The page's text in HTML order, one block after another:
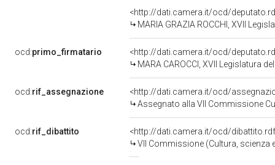
<http://dati.camera.it/ocd/
MARIA GRAZIA ROCCHI, XVII
ocd:primo_firmatario
<http://dati.camera.it/ocd/
MARA CAROCCI, XVII Legislatura
ocd:rif_assegnazione
<http://dati.camera.it/ocd/
Assegnato alla VII Commissione
ocd:rif_dibattito
<http://dati.camera.it/ocd/
VII Commissione (Cultura, scienza